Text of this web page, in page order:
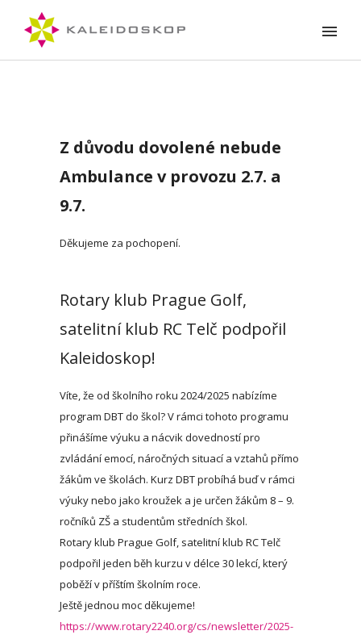
Z důvodu dovolené nebude
Ambulance v provozu 2.7. a
9.7.
Děkujeme za pochopení.
Rotary klub Prague Golf,
satelitní klub RC Telč podpořil
Kaleidoskop!
Víte, že od školního roku 2024/2025 nabízíme
program DBT do škol? V rámci tohoto programu
přinášíme výuku a nácvik dovedností pro
zvládání emocí, náročných situací a vztahů přímo
žákům ve školách. Kurz DBT probíhá buď v rámci
výuky nebo jako kroužek a je určen žákům 8 – 9.
ročníků ZŠ a studentům středních škol.
Rotary klub Prague Golf, satelitní klub RC Telč
podpořil jeden běh kurzu v délce 30 lekcí, který
poběží v příštím školním roce.
Ještě jednou moc děkujeme!
https://www.rotary2240.org/cs/newsletter/2025-